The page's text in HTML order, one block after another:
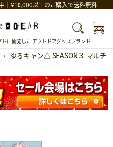
｜¥10,000以上のご購入で送料無料
Search
に開発した アウトドアグッズブランド
› ゆるキャン△ SEASON３ マルチ